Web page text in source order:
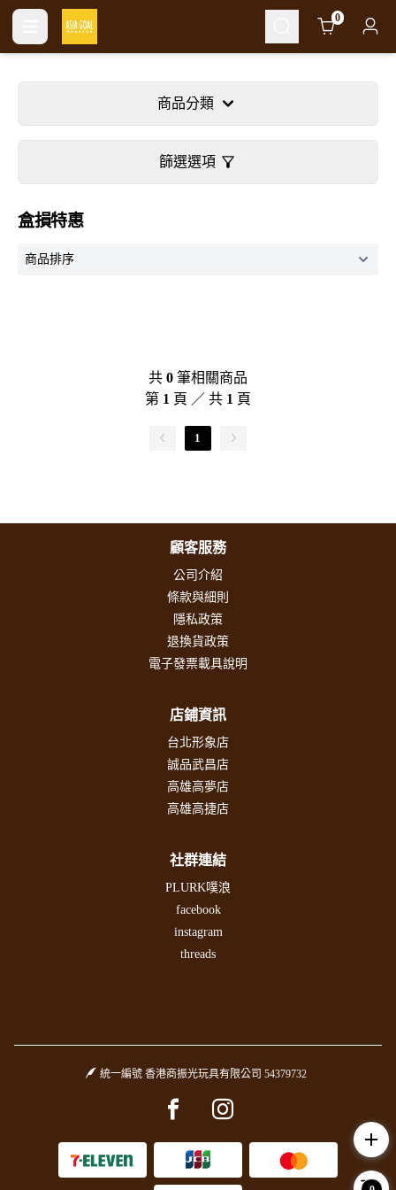
Cart 0
商品分類
篩選選項
盒損特惠
共 0筆相關商品
第 1 頁 ／ 共 1 頁
1
顧客服務
公司介紹
條款與細則
隱私政策
退換貨政策
電子發票載具說明
店鋪資訊
台北形象店
誠品武昌店
高雄高夢店
高雄高捷店
社群連結
PLURK噗浪
facebook
instagram
threads
統一編號 香港商振光玩具有限公司 54379732
Facebook pageInstagram page
add